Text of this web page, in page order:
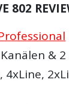
802
& 2
4xLine,